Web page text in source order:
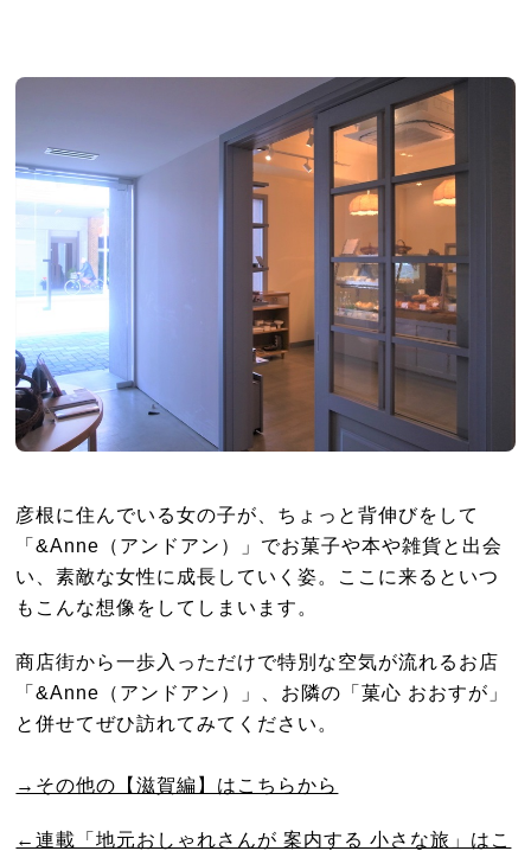
彦根に住んでいる女の子が、ちょっと背伸びをして
「&Anne（アンドアン）」でお菓子や本や雑貨と出会
い、素敵な女性に成長していく姿。ここに来るといつ
もこんな想像をしてしまいます。
商店街から一歩入っただけで特別な空気が流れるお店
「&Anne（アンドアン）」、お隣の「菓心 おおすが」
と併せてぜひ訪れてみてください。
→その他の【滋賀編】はこちらから
←連載「地元おしゃれさんが 案内する 小さな旅」はこ